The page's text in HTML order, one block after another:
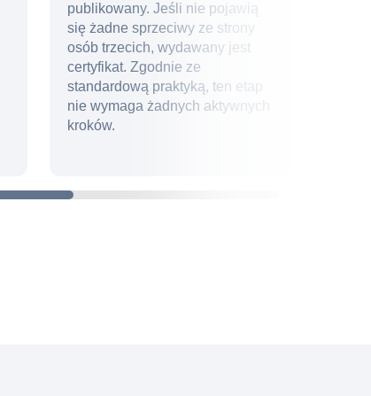
publikowany. Jeśli nie pojawią
się żadne sprzeciwy ze strony
osób trzecich, wydawany jest
certyfikat. Zgodnie ze
standardową praktyką, ten etap
nie wymaga żadnych aktywnych
kroków.